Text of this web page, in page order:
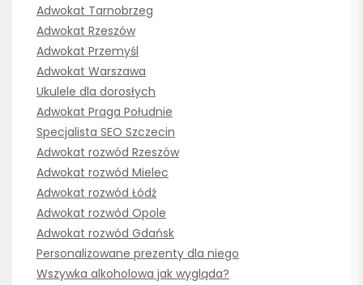
Adwokat Tarnobrzeg
Adwokat Rzeszów
Adwokat Przemyśl
Adwokat Warszawa
Ukulele dla dorosłych
Adwokat Praga Południe
Specjalista SEO Szczecin
Adwokat rozwód Rzeszów
Adwokat rozwód Mielec
Adwokat rozwód Łódź
Adwokat rozwód Opole
Adwokat rozwód Gdańsk
Personalizowane prezenty dla niego
Wszywka alkoholowa jak wygląda?